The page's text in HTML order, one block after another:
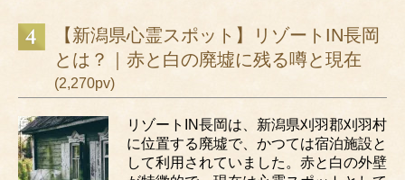
【新潟県心霊スポット】リゾートIN長岡
とは？｜赤と白の廃墟に残る噂と現在
(2,270pv)
リゾートIN長岡は、新潟県刈羽郡刈羽村
に位置する廃墟で、かつては宿泊施設と
して利用されていました。赤と白の外壁